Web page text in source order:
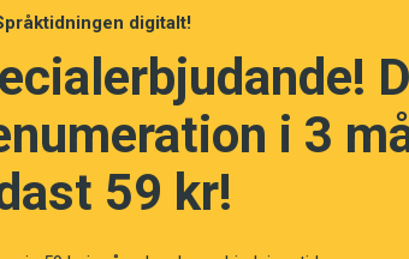
digitalt!
i 3
59 kr!